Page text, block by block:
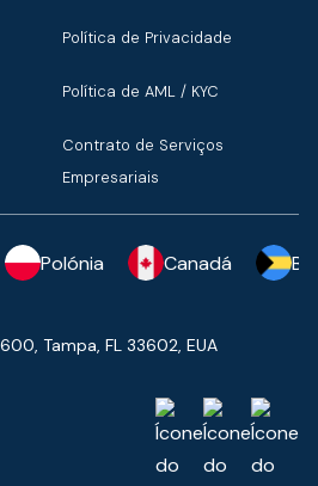
Política de Privacidade
Política de AML / KYC
Contrato de Serviços
Empresariais
Polónia Canadá
Tampa, FL 33602, EUA